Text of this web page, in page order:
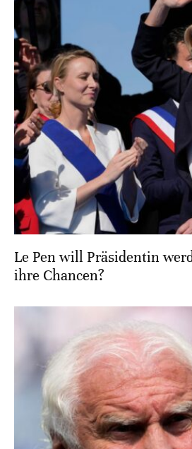
Le Pen will Präsidentin
ihre Chancen?